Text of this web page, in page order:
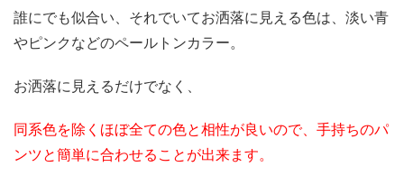
誰にでも似合い、それでいてお洒落に見える色は、淡い青
やピンクなどのペールトンカラー。
お洒落に見えるだけでなく、
同系色を除くほぼ全ての色と相性が良いので、手持ちのパ
ンツと簡単に合わせることが出来ます。